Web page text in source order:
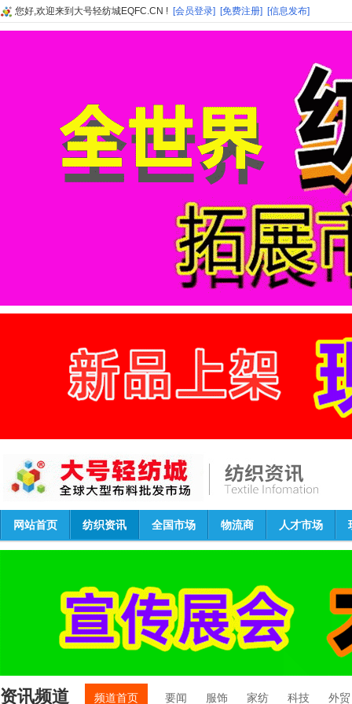
您好,欢迎来到大号轻纺城EQFC.CN ! [会员登录] [免费注册] [信息发布]
网站首页 纺织资讯 全国市场 物流商 人才市场
资讯频道 频道首页 要闻 服饰 家纺 科技 外贸